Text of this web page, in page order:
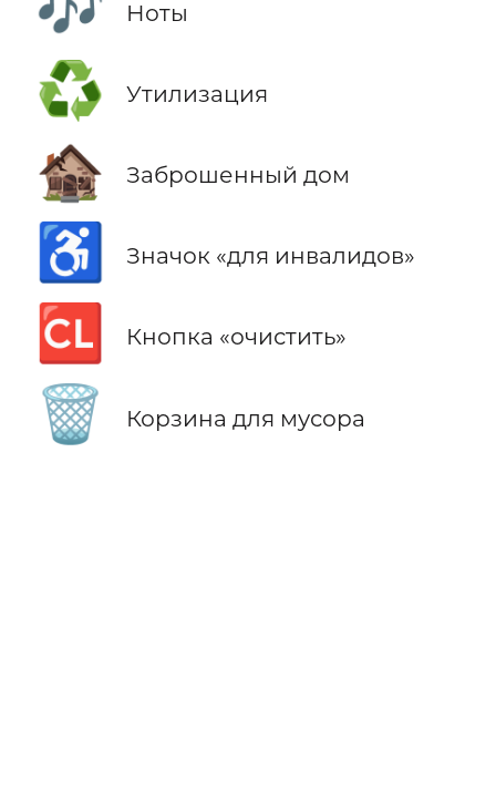
Ноты
♻️ Утилизация
🏚️ Заброшенный дом
♿ Значок «для инвалидов»
🆑 Кнопка «очистить»
🗑️ Корзина для мусора